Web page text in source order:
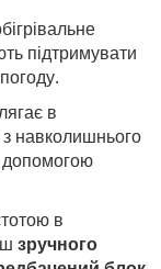
підтримувати
в
з навколишнього
допомогою
в
зручного